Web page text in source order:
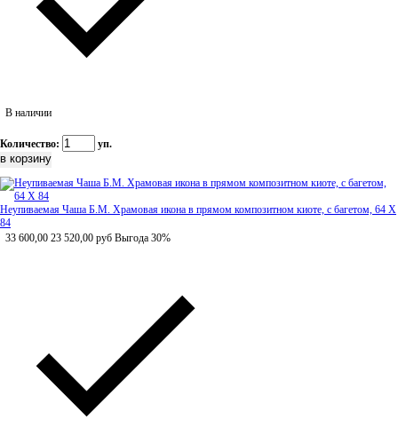
В наличии
Количество: уп.
Неупиваемая Чаша Б.М. Храмовая икона в прямом композитном киоте, с багетом, 64 Х
84
33 600,00 23 520,00 руб Выгода 30%